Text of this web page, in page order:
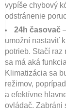
vypíše chybový
odstránenie
24h časovač
umožní nastaviť
potrieb. Stačí raz
sa má aká
Klimatizácia sa
režimov,
a efektívne
ovládač. Zabráni